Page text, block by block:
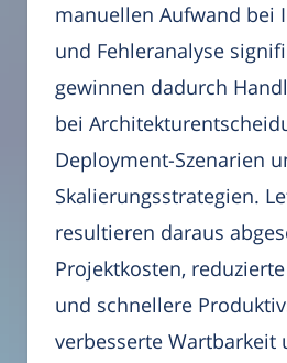
manuellen Aufwand bei
und Fehleranalyse
gewinnen dadurch
bei
Deployment-Szenarien
Skalierungsstrategien.
resultieren daraus
Projektkosten,
und schnellere
verbesserte Wartbarkeit